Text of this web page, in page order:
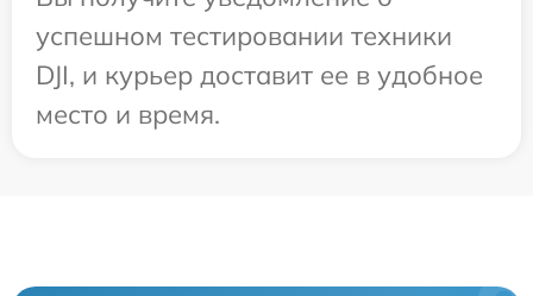
успешном тестировании техники
DJI, и курьер доставит ее в удобное
место и время.